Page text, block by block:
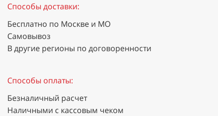
Способы доставки:
Бесплатно по Москве и МО
Самовывоз
В другие регионы по договоренности
Способы оплаты:
Безналичный расчет
Наличными с кассовым чеком